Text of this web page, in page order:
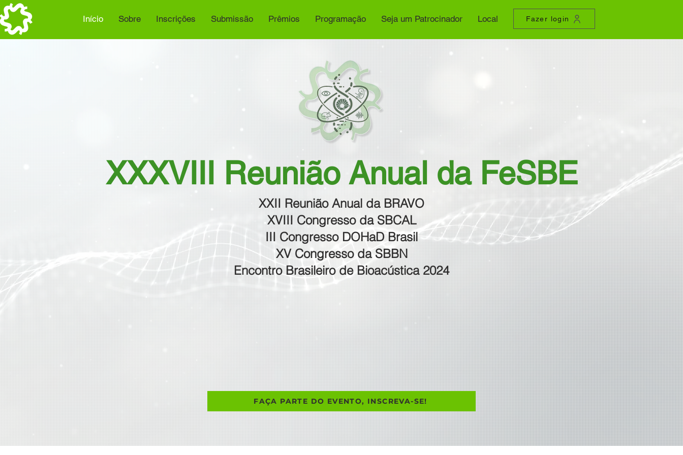
Início Sobre Inscrições Submissão Prêmios Programação Seja um Patrocinador Local Fazer login
XXXVIII Reunião Anual da FeSBE
XXII Reunião Anual da BRAVO
XVIII Congresso da SBCAL
III Congresso DOHaD Brasil
XV Congresso da SBBN
Encontro Brasileiro de Bioacústica 2024
FAÇA PARTE DO EVENTO, INSCREVA-SE!